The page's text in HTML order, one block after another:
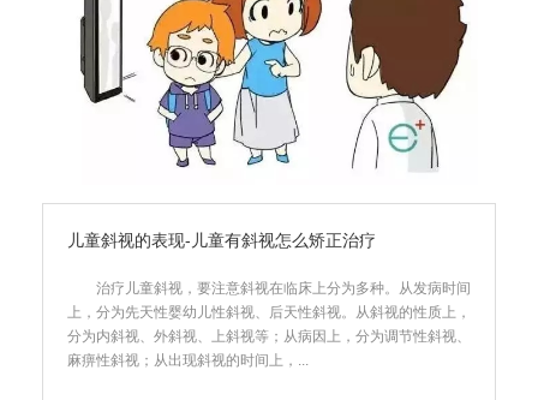
儿童斜视的表现-儿童有斜视怎么矫正治疗
治疗儿童斜视，要注意斜视在临床上分为多种。从发病时间
上，分为先天性婴幼儿性斜视、后天性斜视。从斜视的性质上，
分为内斜视、外斜视、上斜视等；从病因上，分为调节性斜视、
麻痹性斜视；从出现斜视的时间上，...